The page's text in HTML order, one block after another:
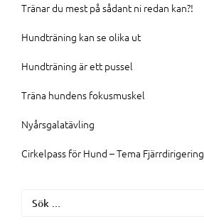
Tränar du mest på sådant ni redan kan?!
Hundträning kan se olika ut
Hundträning är ett pussel
Träna hundens fokusmuskel
Nyårsgalatävling
Cirkelpass för Hund – Tema Fjärrdirigering
Sök